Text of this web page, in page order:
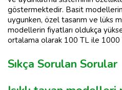
göstermektedir. Basit
uygunken, özel tasarım ve lüks
modellerin fiyatları oldukça
ortalama olarak 100 TL ile 1000
Sıkça Sorulan Sorular